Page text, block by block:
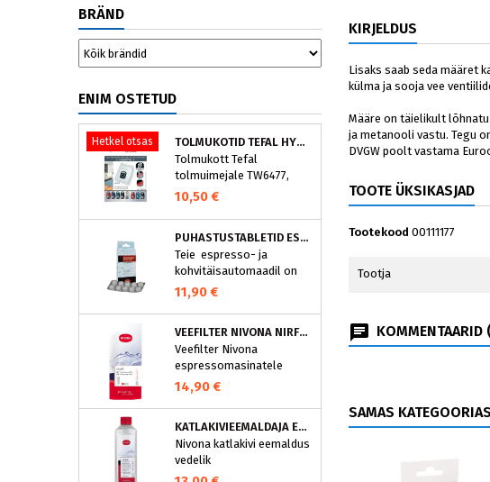
BRÄND
ENIM OSTETUD
Hetkel otsas
TOLMUKOTID TEFAL HYGIENE+ ZR200540 (4 TK)
Tolmukott Tefal
tolmuimejale TW6477,
TW6886..
10,50 €
PUHASTUSTABLETID ESPRESSOMASINALE, NIVONA 390701200
Teie espresso- ja
kohvitäisautomaadil on
integreeritud
puhastusprogramm.
NIVONA puhastustabletid
on loodud spetsiaalselt
selle programmi jaoks ja
eraldavad mustuse nagu
nt kohvirasva
aparaati ja tagab täiusliku
aroomi.
11,90 €
VEEFILTER NIVONA NIRF701
Veefilter Nivona
espressomasinatele
14,90 €
KATLAKIVIEEMALDAJA ESPRESSOMASINATELE, NIVONA (500 ML)
Nivona katlakivi eemaldus
vedelik
espressomasinatele
KIRJELDUS
Lisaks saab seda määret
külma ja sooja vee
Määre on täielikult
ja metanooli vastu. Tegu
DVGW poolt vastama
TOOTE ÜKSIKASJAD
Tootekood 00111177
Tootja
KOMMENTAARID
SAMAS